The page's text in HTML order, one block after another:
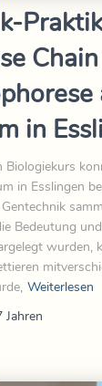
in
in Esslingen
Bedeutung
wurden,
Weiterlesen
Jahren